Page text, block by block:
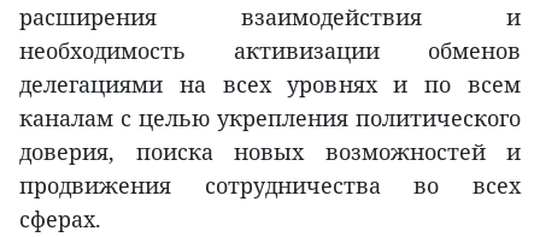
расширения взаимодействия и
необходимость активизации обменов
делегациями на всех уровнях и по всем
каналам с целью укрепления политического
доверия, поиска новых возможностей и
продвижения сотрудничества во всех
сферах.